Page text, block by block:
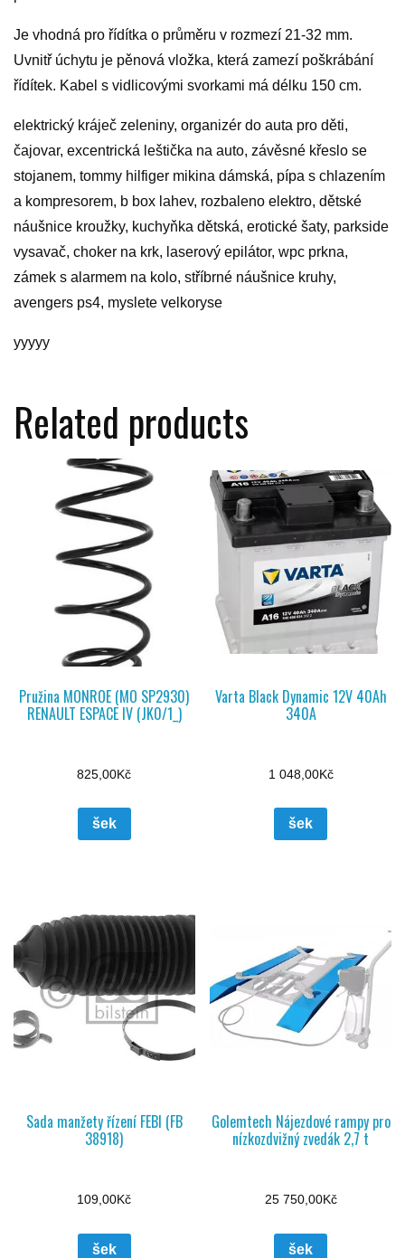
Je vhodná pro řídítka o průměru v rozmezí 21-32 mm.
Uvnitř úchytu je pěnová vložka, která zamezí poškrábání
řídítek. Kabel s vidlicovými svorkami má délku 150 cm.
elektrický kráječ zeleniny, organizér do auta pro děti,
čajovar, excentrická leštička na auto, závěsné křeslo se
stojanem, tommy hilfiger mikina dámská, pípa s chlazením
a kompresorem, b box lahev, rozbaleno elektro, dětské
náušnice kroužky, kuchyňka dětská, erotické šaty, parkside
vysavač, choker na krk, laserový epilátor, wpc prkna,
zámek s alarmem na kolo, stříbrné náušnice kruhy,
avengers ps4, myslete velkoryse
yyyyy
Related products
Pružina MONROE (MO SP2930)
RENAULT ESPACE IV (JK0/1_)
825,00Kč
šek
Varta Black Dynamic 12V 40Ah
340A
1 048,00Kč
šek
Sada manžety řízení FEBI (FB
38918)
109,00Kč
šek
Golemtech Nájezdové rampy pro
nízkozdvižný zvedák 2,7 t
25 750,00Kč
šek